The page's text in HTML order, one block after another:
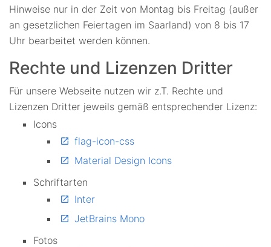
Hinweise nur in der Zeit von Montag bis Freitag (außer
an gesetzlichen Feiertagen im Saarland) von 8 bis 17
Uhr bearbeitet werden können.
Rechte und Lizenzen Dritter
Für unsere Webseite nutzen wir z.T. Rechte und
Lizenzen Dritter jeweils gemäß entsprechender Lizenz:
Icons
flag-icon-css
Material Design Icons
Schriftarten
Inter
JetBrains Mono
Fotos